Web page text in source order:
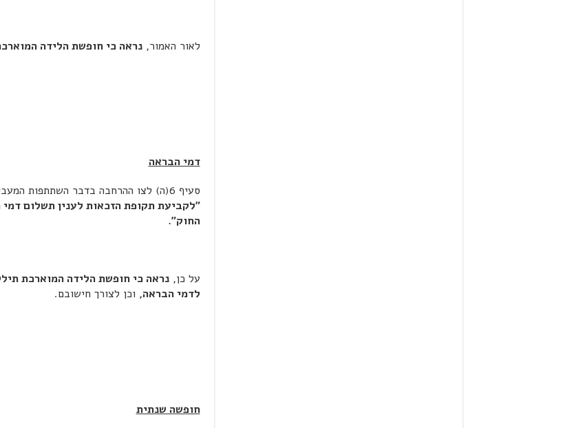
לאור האמור,נראה כי חופשת הלידה
דמי הבראה
סעיף 6(ה) לצו ההרחבה בדבר השתתפות המעביד בהוצאות הבראה ונופש,
"לקביעת תקופת הזכאות לענין תשלום
החוק".
על כן,נראה כי חופשת הלידה המוארכת
לדמי הבראה, וכן לצורך חישובם.
חופשה שנתית